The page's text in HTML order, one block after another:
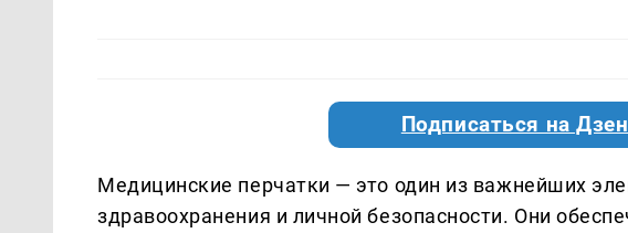
Подписаться на
Медицинские перчатки — это один из важнейших
здравоохранения и личной безопасности. Они